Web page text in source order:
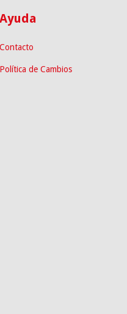
Ayuda
Contacto
Política de Cambios